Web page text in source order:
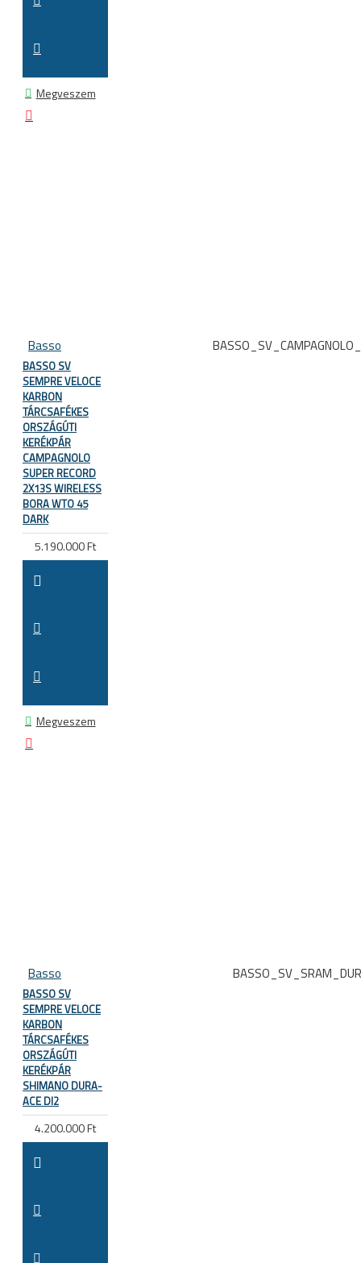
Megveszem
Basso
BASSO SV
SEMPRE VELOCE
KARBON
TÁRCSAFÉKES
ORSZÁGÚTI
KERÉKPÁR
CAMPAGNOLO
SUPER RECORD
2X13S WIRELESS
BORA WTO 45
DARK
5.190.000 Ft
Megveszem
Basso
BASSO SV
SEMPRE VELOCE
KARBON
TÁRCSAFÉKES
ORSZÁGÚTI
KERÉKPÁR
SHIMANO DURA-
ACE DI2
4.200.000 Ft